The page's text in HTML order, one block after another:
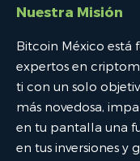
Nuestra Misión
Bitcoin México está
expertos en
ti con un solo
más novedosa,
en tu pantalla una
en tus inversiones y